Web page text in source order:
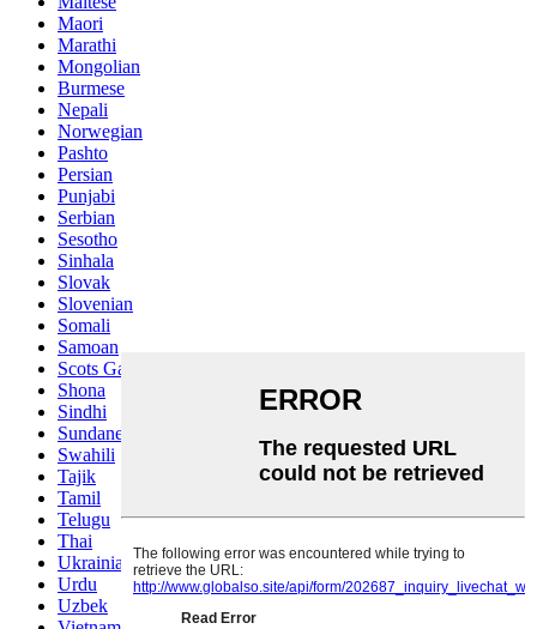
Maori
Marathi
Mongolian
Burmese
Nepali
Norwegian
Pashto
Persian
Punjabi
Serbian
Sesotho
Sinhala
Slovak
Slovenian
Somali
Samoan
Scots Gaelic
Shona
Sindhi
Sundanese
Swahili
Tajik
Tamil
Telugu
Thai
Ukrainian
Urdu
Uzbek